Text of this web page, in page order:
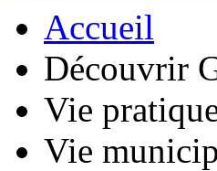
Accueil
Découvrir
Vie
Vie